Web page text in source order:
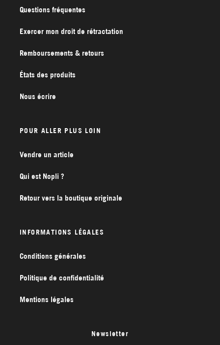
Questions fréquentes
Exercer mon droit de rétractation
Remboursements & retours
États des produits
Nous écrire
POUR ALLER PLUS LOIN
Vendre un article
Qui est Nopli ?
Retour vers la boutique originale
INFORMATIONS LÉGALES
Conditions générales
Politique de confidentialité
Mentions légales
Newsletter